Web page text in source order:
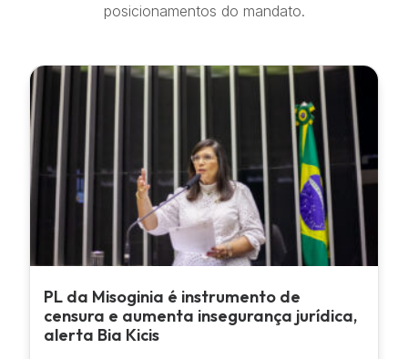
posicionamentos do mandato.
PL da Misoginia é instrumento de
censura e aumenta insegurança jurídica,
alerta Bia Kicis